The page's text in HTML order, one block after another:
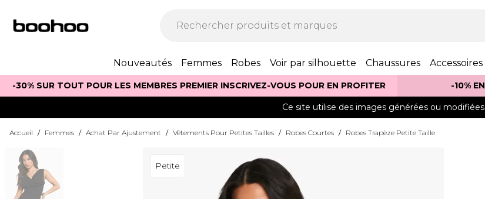
Nouveautés Femmes Robes Voir par silhouette Chaussures Accessoires
-30% SUR TOUT POUR LES MEMBRES PREMIER INSCRIVEZ-VOUS POUR EN PROFITER -10%
Ce site utilise des images générées ou modifiées
Accueil / Femmes / Achat Par Ajustement / Vêtements Pour Petites Tailles / Robes Courtes / Robes Trapèze Petite Taille
Petite